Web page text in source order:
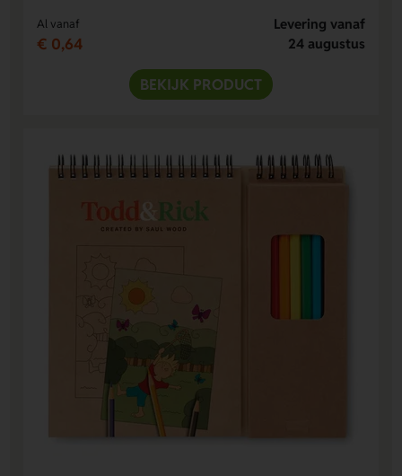
Al vanaf
€ 0,64
Levering vanaf
24 augustus
BEKIJK PRODUCT